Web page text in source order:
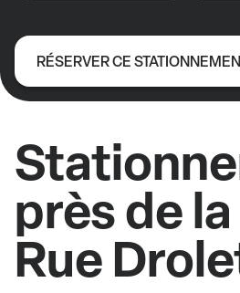
RÉSERVER CE
près de
Rue